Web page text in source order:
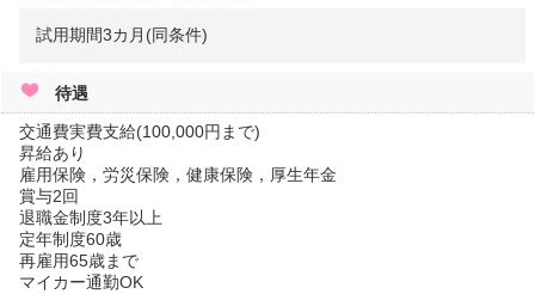
試用期間3カ月(同条件)
待遇
交通費実費支給(100,000円まで)
昇給あり
雇用保険，労災保険，健康保険，厚生年金
賞与2回
退職金制度3年以上
定年制度60歳
再雇用65歳まで
マイカー通勤OK